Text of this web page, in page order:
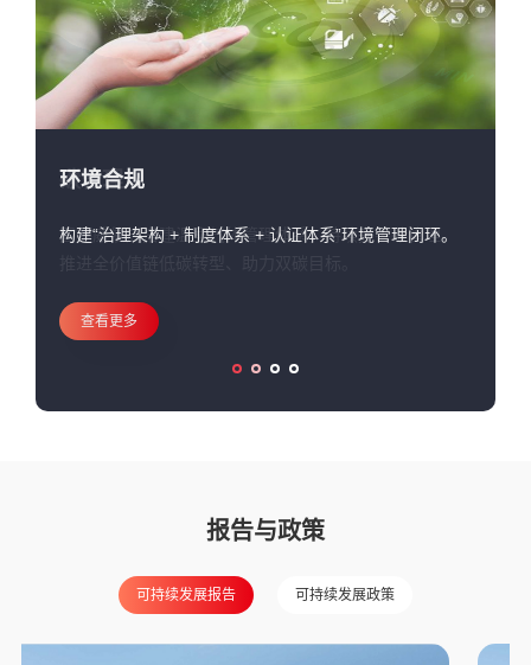
构建“治理架构 + 制度体系 + 认证体系”环境管理闭环。
查看更多
碳管理
固德威依规搭建温室气体管理体系，持续完善碳管理、
查看更多
公司以绿色设计与全价值链减碳为目标，持续推进产品
查看更多
固德威深植绿色发展理念，将资源精细化管理与循环经
查看更多
报告与政策
可持续发展报告 可持续发展政策